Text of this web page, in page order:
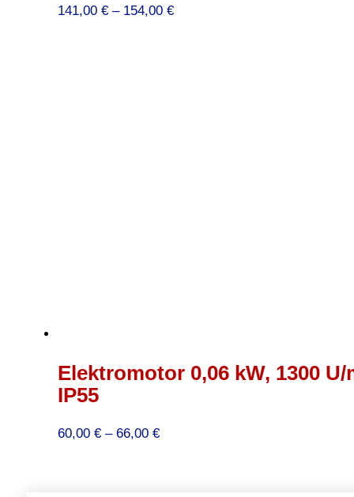
141,00 € – 154,00 €Preisspanne:
Elektromotor 0,06 kW, 1300 U/
IP55
60,00 € – 66,00 €Preisspanne: